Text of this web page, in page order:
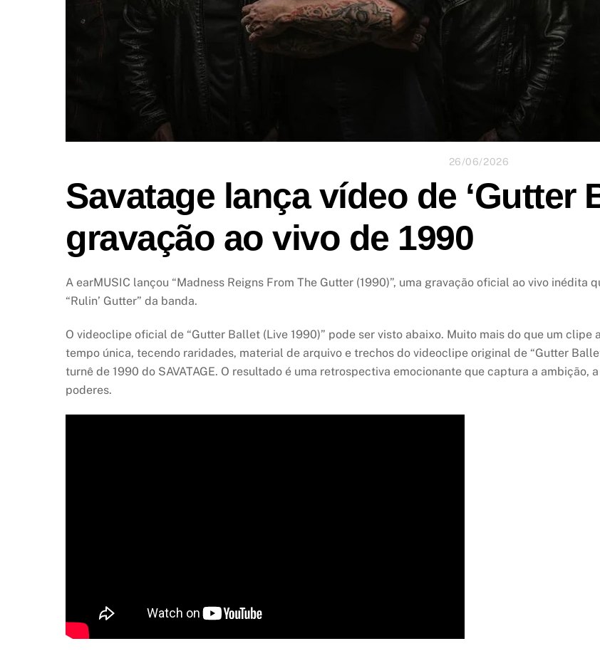
26/06/2026
Savatage lança vídeo de ‘Gutter
gravação ao vivo de 1990
A earMUSIC lançou “Madness Reigns From The Gutter (1990)”, uma gravação oficial ao vivo inédita
“Rulin’ Gutter” da banda.
O videoclipe oficial de “Gutter Ballet (Live 1990)” pode ser visto abaixo. Muito mais do que um clipe
tempo única, tecendo raridades, material de arquivo e trechos do videoclipe original de “Gutter
turnê de 1990 do SAVATAGE. O resultado é uma retrospectiva emocionante que captura a ambição,
poderes.